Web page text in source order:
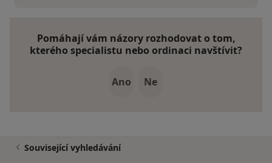
Pomáhají vám názory rozhodovat o tom,
kterého specialistu nebo ordinaci navštívit?
Ano Ne
Související vyhledávání